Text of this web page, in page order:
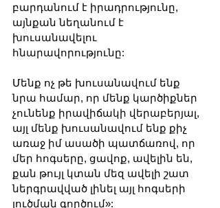
բարդանում է իրադրությունը,
այնքան նեղանում է
խուսանավելու
հնարավորությունը:
Մենք ոչ թե խուսանավում ենք
նրա համար, որ մենք կարծիքներ
չունենք իրավիճակի վերաբերյալ,
այլ մենք խուսանավում ենք քիչ
առաջ իմ ասածի պատճառով, որ
մեր հոգսերը, ցավոք, ավելին են,
քան թույլ կտան մեզ ավելի շատ
ներգրավված լինել այլ հոգսերի
լուծման գործում»: